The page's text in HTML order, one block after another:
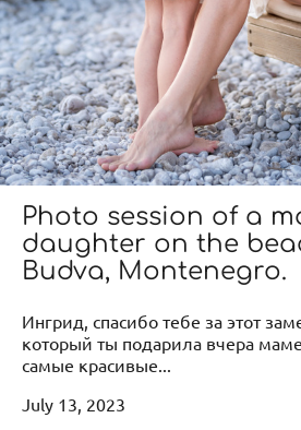
Photo session of a
daughter on the
Budva, Montenegro.
Ингрид, спасибо тебе за этот
который ты подарила вчера
самые красивые...
July 13, 2023